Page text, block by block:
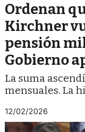
Ordenan
Kirchner
pensión
Gobierno
La suma
mensuales. La
12/02/2026